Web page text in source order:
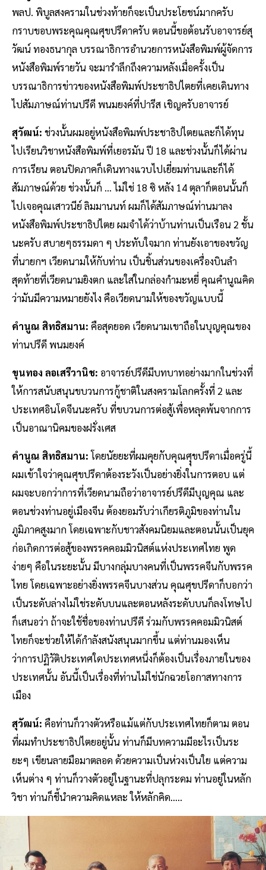
พลป. พิบูลสงครามในช่วงท้ายก็จะเป็นประโยชน์มากครับ
กราบขอบพระคุณคุณศุขปรีดาครับ ตอนนี้ขอต้อนรับอาจารย์สุ
วัฒน์ ทองธนากุล บรรณาธิการอำนวยการหนังสือพิมพ์ผู้จัดการ
หนังสือพิมพ์รายวัน จะมารำลึกถึงความหลังเมื่อครั้งเป็น
บรรณาธิการข่าวของหนังสือพิมพ์ประชาธิปไตยที่เคยเดินทาง
ไปสัมภาษณ์ท่านปรีดี พนมยงค์ที่ปารีส เชิญครับอาจารย์
สุวัฒน์: ช่วงนั้นผมอยู่หนังสือพิมพ์ประชาธิปไตยและก็ได้ทุน
ไปเรียนวิชาหนังสือพิมพ์ที่เยอรมัน ปี 18 และช่วงนั้นก็ได้ผ่าน
การเรียน ตอนปิดภาคก็เดินทางแวบไปเยี่ยมท่านและก็ได้
สัมภาษณ์ด้วย ช่วงนั้นก็ ... ไม่ใช่ 18 ซิ หลัง 14 ตุลาก็ตอนนั้นก็
ไปเจอคุณเสาวนีย์ ลิมมานนท์ ผมก็ได้สัมภาษณ์ท่านมาลง
หนังสือพิมพ์ประชาธิปไตย ผมจำได้ว่าบ้านท่านเป็นเรือน 2 ชั้น
นะครับ สบายๆธรรมดา ๆ ประทับใจมาก ท่านยังเอาของขวัญ
ที่นายกฯ เวียดนามให้กับท่าน เป็นชิ้นส่วนของเครื่องบินลำ
สุดท้ายที่เวียดนามยิงตก และใส่ในกล่องกำมะหยี่ คุณคำนูณคิด
ว่ามันมีความหมายยังไง คือเวียดนามให้ของขวัญแบบนี้
คำนูณ สิทธิสมาน: คือสุดยอด เวียดนามเขาถือในบุญคุณของ
ท่านปรีดี พนมยงค์
ขุนทอง ลอเสรีวานิช: อาจารย์ปรีดีมีบทบาทอย่างมากในช่วงที่
ให้การสนับสนุนขบวนการกู้ชาติในสงครามโลกครั้งที่ 2 และ
ประเทศอินโดจีนนะครับ ที่ขบวนการต่อสู้เพื่อหลุดพ้นจากการ
เป็นอาณานิคมของฝรั่งเศส
คำนูณ สิทธิสมาน:โดยนัยยะที่ผมคุยกับคุณศุุขปรีดาเมื่อครู่นี้
ผมเข้าใจว่าคุณศุขปรีดาต้องระวังเป็นอย่างยิ่งในการตอบ แต่
ผมจะบอกว่าการที่เวียดนามถือว่าอาจารย์ปรีดีมีบุญคุณ และ
ตอนช่วงท่านอยู่เมืองจีน ต้องยอมรับว่าเกียรติภูมิของท่านใน
ภูมิภาคสูงมาก โดยเฉพาะกับชาวสังคมนิยมและตอนนั้นเป็นยุค
ก่อเกิดการต่อสู้ของพรรคคอมมิวนิสต์แห่งประเทศไทย พูด
ง่ายๆ คือในระยะนั้น มีบางกลุ่มบางคนที่เป็นพรรคจีนกับพรรค
ไทย โดยเฉพาะอย่างยิ่งพรรคจีนบางส่วน คุณศุขปรีดาก็บอกว่า
เป็นระดับล่างไม่ใช่ระดับบนและตอนหลังระดับบนก็ลงโทษไป
ก็เสนอว่า ถ้าจะใช้ชื่อของท่านปรีดี ร่วมกับพรรคคอมมิวนิสต์
ไทยก็จะช่วยให้ได้กำลังสนังสนุนมากขึ้น แต่ท่านมองเห็น
ว่าการปฏิวัติประเทศใดประเทศหนึ่งก็ต้องเป็นเรื่องภายในของ
ประเทศนั้น อันนี้เป็นเรื่องที่ท่านไม่ใช่นักฉวยโอกาสทางการ
เมือง
สุวัฒน์: คือท่านก็วางตัวหรือแม้แต่กับประเทศไทยก็ตาม ตอน
ที่ผมทำประชาธิปไตยอยู่นั้น ท่านก็มีบทความมีอะไรเป็นระ
ยะๆ เขียนลายมือมาตลอด ด้วยความเป็นห่วงเป็นใย แต่ความ
เห็นต่าง ๆ ท่านก็วางตัวอยู่ในฐานะที่ปลุกระดม ท่านอยู่ในหลัก
วิชา ท่านก็ชี้นำความคิดแหละ ให้หลักคิด…..